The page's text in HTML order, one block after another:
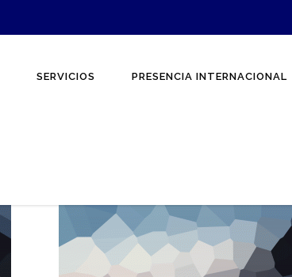
SERVICIOS PRESENCIA INTERNACIONAL